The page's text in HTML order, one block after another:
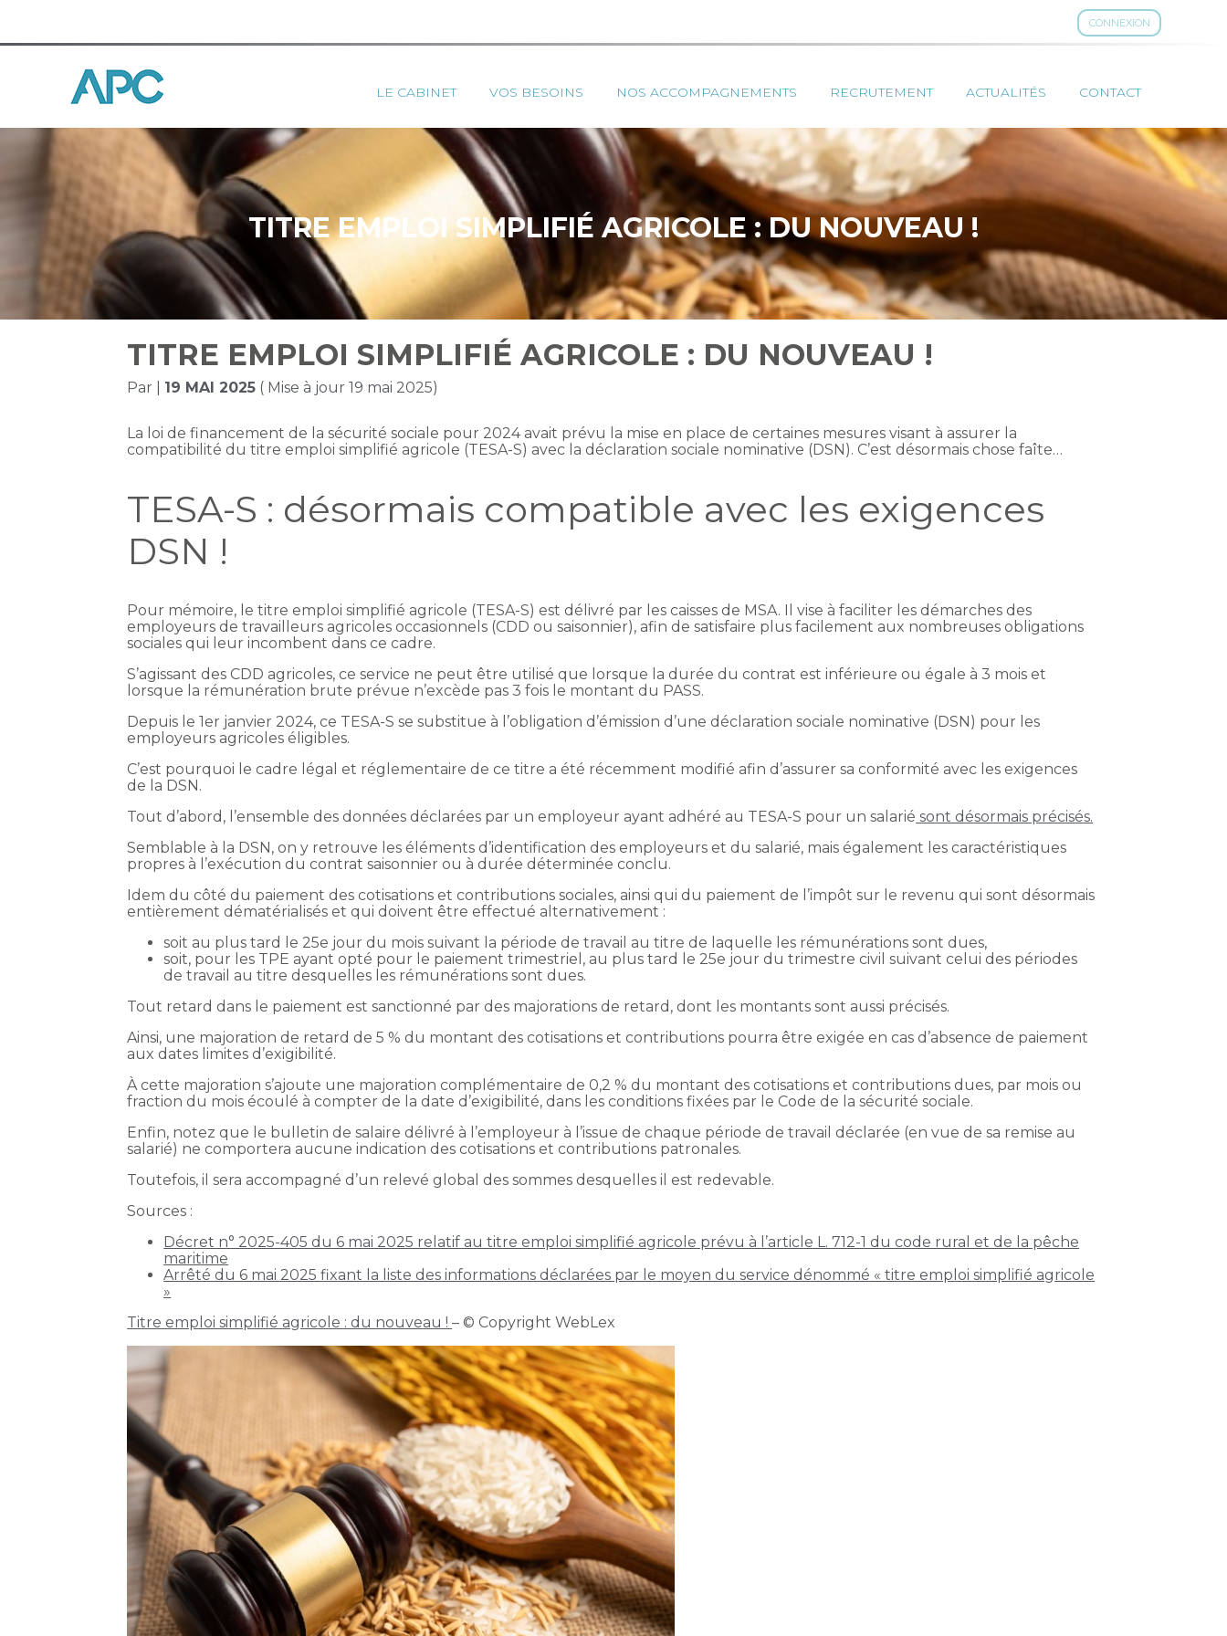
CONNEXION
au
Principal
LE CABINET VOS BESOINS NOS ACCOMPAGNEMENTS RECRUTEMENT ACTUALITÉS CONTACT
TITRE EMPLOI SIMPLIFIÉ AGRICOLE : DU NOUVEAU !
TITRE EMPLOI SIMPLIFIÉ AGRICOLE : DU NOUVEAU !
Par 19 MAI 2025 ( Mise à jour 19 mai 2025)
La loi de financement de la sécurité sociale pour 2024 avait prévu la mise en place de certaines mesures visant à assurer la
compatibilité du titre emploi simplifié agricole (TESA-S) avec la déclaration sociale nominative (DSN). C’est désormais chose faîte…
TESA-S : désormais compatible avec les exigences
DSN !
Pour mémoire, le titre emploi simplifié agricole (TESA-S) est délivré par les caisses de MSA. Il vise à faciliter les démarches des
employeurs de travailleurs agricoles occasionnels (CDD ou saisonnier), afin de satisfaire plus facilement aux nombreuses obligations
sociales qui leur incombent dans ce cadre.
S’agissant des CDD agricoles, ce service ne peut être utilisé que lorsque la durée du contrat est inférieure ou égale à 3 mois et
lorsque la rémunération brute prévue n’excède pas 3 fois le montant du PASS.
Depuis le 1er janvier 2024, ce TESA-S se substitue à l’obligation d’émission d’une déclaration sociale nominative (DSN) pour les
employeurs agricoles éligibles.
C’est pourquoi le cadre légal et réglementaire de ce titre a été récemment modifié afin d’assurer sa conformité avec les exigences
de la DSN.
Tout d’abord, l’ensemble des données déclarées par un employeur ayant adhéré au TESA-S pour un salarié sont désormais précisés.
Semblable à la DSN, on y retrouve les éléments d’identification des employeurs et du salarié, mais également les caractéristiques
propres à l’exécution du contrat saisonnier ou à durée déterminée conclu.
Idem du côté du paiement des cotisations et contributions sociales, ainsi qui du paiement de l’impôt sur le revenu qui sont désormais
entièrement dématérialisés et qui doivent être effectué alternativement :
soit au plus tard le 25e jour du mois suivant la période de travail au titre de laquelle les rémunérations sont dues,
soit, pour les TPE ayant opté pour le paiement trimestriel, au plus tard le 25e jour du trimestre civil suivant celui des périodes
de travail au titre desquelles les rémunérations sont dues.
Tout retard dans le paiement est sanctionné par des majorations de retard, dont les montants sont aussi précisés.
Ainsi, une majoration de retard de 5 % du montant des cotisations et contributions pourra être exigée en cas d’absence de paiement
aux dates limites d’exigibilité.
À cette majoration s’ajoute une majoration complémentaire de 0,2 % du montant des cotisations et contributions dues, par mois ou
fraction du mois écoulé à compter de la date d’exigibilité, dans les conditions fixées par le Code de la sécurité sociale.
Enfin, notez que le bulletin de salaire délivré à l’employeur à l’issue de chaque période de travail déclarée (en vue de sa remise au
salarié) ne comportera aucune indication des cotisations et contributions patronales.
Toutefois, il sera accompagné d’un relevé global des sommes desquelles il est redevable.
Sources :
Décret n° 2025-405 du 6 mai 2025 relatif au titre emploi simplifié agricole prévu à l’article L. 712-1 du code rural et de la pêche
maritime
Arrêté du 6 mai 2025 fixant la liste des informations déclarées par le moyen du service dénommé « titre emploi simplifié agricole
»
Titre emploi simplifié agricole : du nouveau !– © Copyright WebLex